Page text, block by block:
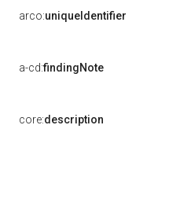
arco:uniqueIdentifier
a-cd:findingNote
core:description